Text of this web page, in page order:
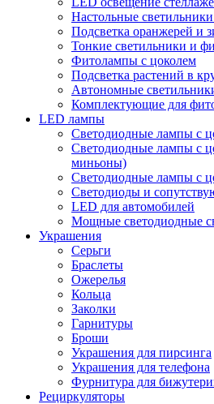
Настольные
Подсветка оранжерей и
Тонкие светильники и
Фитолампы с цоколем
Подсветка растений в
Автономные
Комплектующие для
LED лампы
Светодиодные лампы с
Светодиодные лампы с
миньоны)
Светодиодные лампы с
Светодиоды и
LED для автомобилей
Мощные светодиодные
Украшения
Серьги
Браслеты
Ожерелья
Кольца
Заколки
Гарнитуры
Броши
Украшения для пирсинга
Украшения для телефона
Фурнитура для
Рециркуляторы